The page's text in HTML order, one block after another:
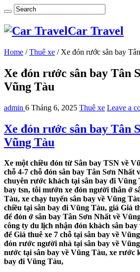
Car Travel
Home / Thuê xe / Xe đón rước sân bay
Xe đón rước sân bay Tân
Vũng Tàu
admin 6 Tháng 6, 2025 Thuê xe Leave a
Xe đón rước sân bay Tân
Vũng Tàu
Xe một chiều đón từ Sân bay TSN về
chỗ 4-7 chỗ đón sân bay Tân Sơn Nhất
chuyên rước khách tại sân bay đi Vũng
bay tsn, tôi mướn xe đón người thân ở
Tàu, xe chạy tuyến sân bay về Vũng
chiều tại sân bay đi Vũng Tàu, giá Giá
để đón ở sân bay Tân Sơn Nhất về
công ty du lịch nhận đón khách sân
để Giá thuê xe 7 chỗ tại sân bay về
đón rước người nhà tại sân bay về
nước tại sân bay về Vũng Tàu, xe rước
bay đi Vũng Tàu,